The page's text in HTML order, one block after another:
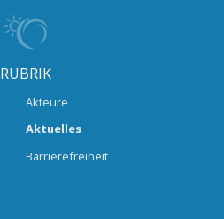
RUBRIK
Akteure
Aktuelles
Barrierefreiheit